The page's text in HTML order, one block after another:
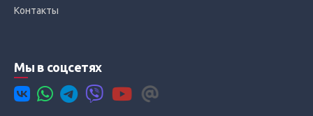
Контакты
Мы в соцсетях